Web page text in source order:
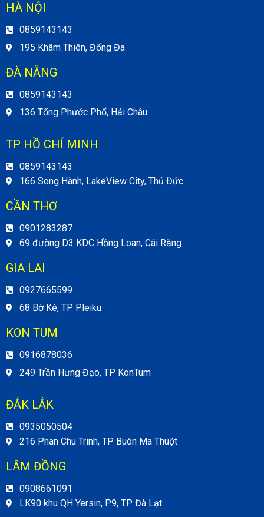
HÀ NỘI
0859143143
195 Khâm Thiên, Đống Đa
ĐÀ NẴNG
0859143143
136 Tống Phước Phổ, Hải Châu
TP HỒ CHÍ MINH
0859143143
166 Song Hành, LakeView City, Thủ Đức
CẦN THƠ
0901283287
69 đường D3 KDC Hồng Loan, Cái Răng
GIA LAI
0927665599
68 Bờ Kè, TP Pleiku
KON TUM
0916878036
249 Trần Hưng Đạo, TP KonTum
ĐẮK LẮK
0935050504
216 Phan Chu Trinh, TP Buôn Ma Thuột
LÂM ĐỒNG
0908661091
LK90 khu QH Yersin, P9, TP Đà Lạt